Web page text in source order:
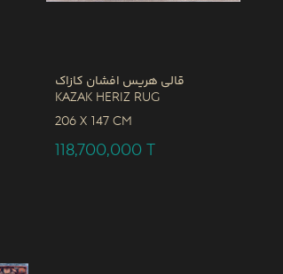
قالی هریس افشان کازاک
Kazak Heriz Rug
206 x 147 CM
118,700,000 T